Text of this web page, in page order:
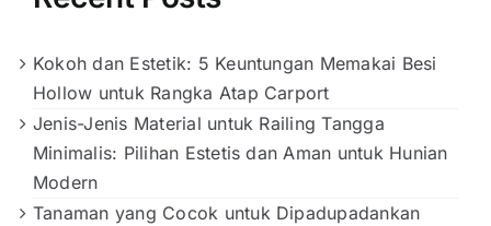
Kokoh dan Estetik: 5 Keuntungan Memakai Besi
Hollow untuk Rangka Atap Carport
Jenis-Jenis Material untuk Railing Tangga
Minimalis: Pilihan Estetis dan Aman untuk Hunian
Modern
Tanaman yang Cocok untuk Dipadupadankan